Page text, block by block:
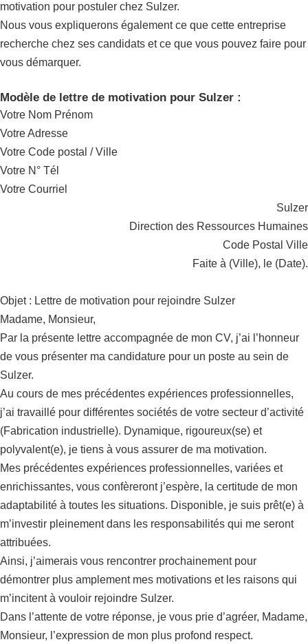
motivation pour postuler chez Sulzer.
Nous vous expliquerons également ce que cette entreprise
recherche chez ses candidats et ce que vous pouvez faire pour
vous démarquer.
Modèle de lettre de motivation pour Sulzer :
Votre Nom Prénom
Votre Adresse
Votre Code postal / Ville
Votre N° Tél
Votre Courriel
Sulzer
Direction des Ressources Humaines
Code Postal Ville
Faite à (Ville), le (Date).
Objet : Lettre de motivation pour rejoindre Sulzer
Madame, Monsieur,
Par la présente lettre accompagnée de mon CV, j’ai l’honneur
de vous présenter ma candidature pour un poste au sein de
Sulzer.
Au cours de mes précédentes expériences professionnelles,
j’ai travaillé pour différentes sociétés de votre secteur d’activité
(Fabrication industrielle). Dynamique, rigoureux(se) et
polyvalent(e), je tiens à vous assurer de ma motivation.
Mes précédentes expériences professionnelles, variées et
enrichissantes, vous confèreront j’espère, la certitude de mon
adaptabilité à toutes les situations. Disponible, je suis prêt(e) à
m’investir pleinement dans les responsabilités qui me seront
attribuées.
Ainsi, j’aimerais vous rencontrer prochainement pour
démontrer plus amplement mes motivations et les raisons qui
m’incitent à vouloir rejoindre Sulzer.
Dans l’attente de votre réponse, je vous prie d’agréer, Madame,
Monsieur, l’expression de mon plus profond respect.